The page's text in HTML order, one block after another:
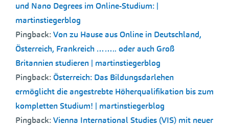
und Nano Degrees im Online-Studium: |
martinstiegerblog
Pingback:Von zu Hause aus Online in Deutschland,
Österreich, Frankreich …….. oder auch Groß
Britannien studieren | martinstiegerblog
Pingback:Österreich: Das Bildungsdarlehen
ermöglicht die angestrebte Höherqualifikation bis zum
kompletten Studium! | martinstiegerblog
Pingback:Vienna International Studies (VIS) mit neuer